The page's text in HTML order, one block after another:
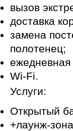
вызов
доставка
замена
полотенец;
ежедневная
Wi-Fi.
Услуги:
Открытый
+лаунж-